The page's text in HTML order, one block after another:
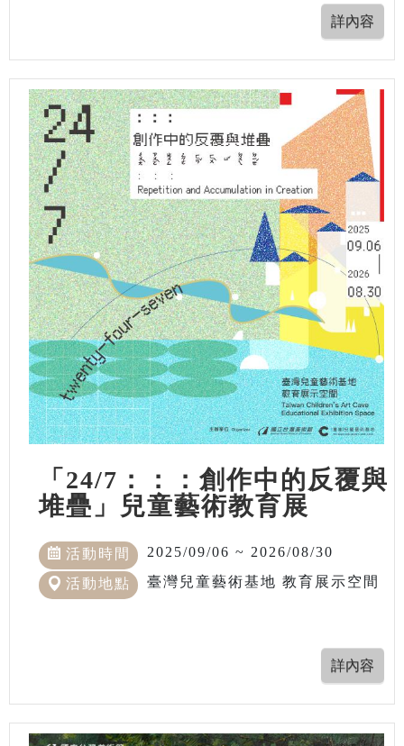
「24/7：：：創作中的反覆與
堆疊」兒童藝術教育展
活動時間 2025/09/06 ~ 2026/08/30
活動地點 臺灣兒童藝術基地 教育展示空間